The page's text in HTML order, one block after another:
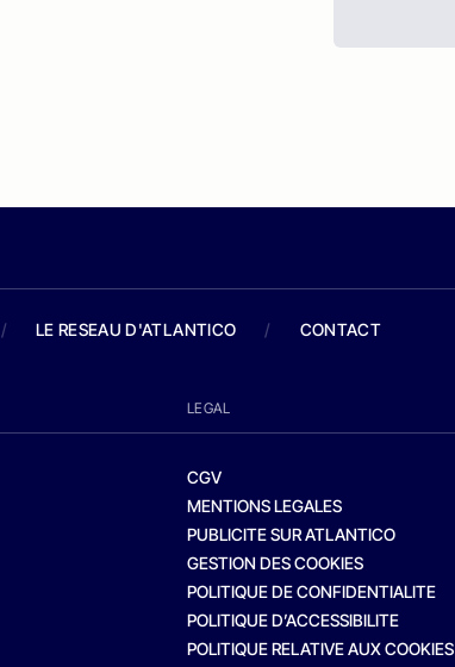
/ LE RESEAU D'ATLANTICO / CONTACT
LEGAL
CGV
MENTIONS LEGALES
PUBLICITE SUR ATLANTICO
GESTION DES COOKIES
POLITIQUE DE CONFIDENTIALITE
POLITIQUE D’ACCESSIBILITE
POLITIQUE RELATIVE AUX COOKIES